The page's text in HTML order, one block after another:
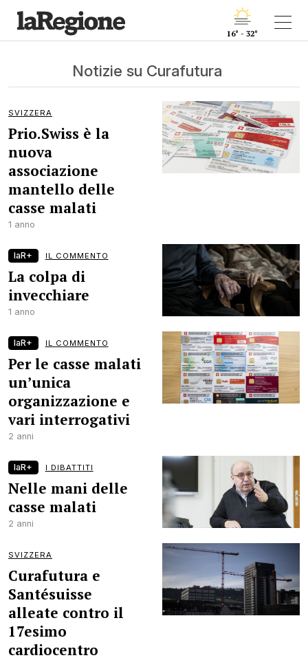
16° - 32°
Notizie su Curafutura
SVIZZERA
Prio.Swiss è la
nuova
associazione
mantello delle
casse malati
1 anno
laR+ IL COMMENTO
La colpa di
invecchiare
1 anno
laR+ IL COMMENTO
Per le casse malati
un’unica
organizzazione e
vari interrogativi
2 anni
laR+ I DIBATTITI
Nelle mani delle
casse malati
2 anni
SVIZZERA
Curafutura e
Santésuisse
alleate contro il
17esimo
cardiocentro